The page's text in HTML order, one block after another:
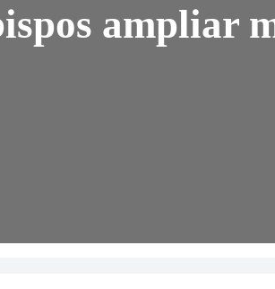
ampliar